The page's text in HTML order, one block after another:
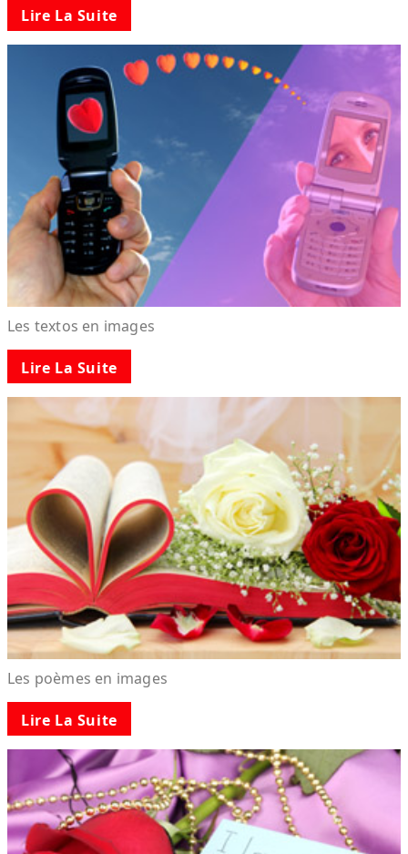
Lire La Suite
Les textos en images
Lire La Suite
Les poèmes en images
Lire La Suite